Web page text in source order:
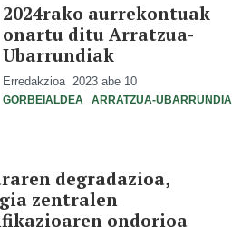
2024rako aurrekontuak
onartu ditu Arratzua-
Ubarrundiak
Erredakzioa 2023 abe 10
GORBEIALDEA ARRATZUA-UBARRUNDIA
degradazioa,
zentralen
ondorioa